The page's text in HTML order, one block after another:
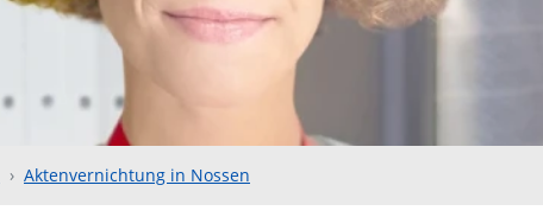
Aktenvernichtung in Nossen